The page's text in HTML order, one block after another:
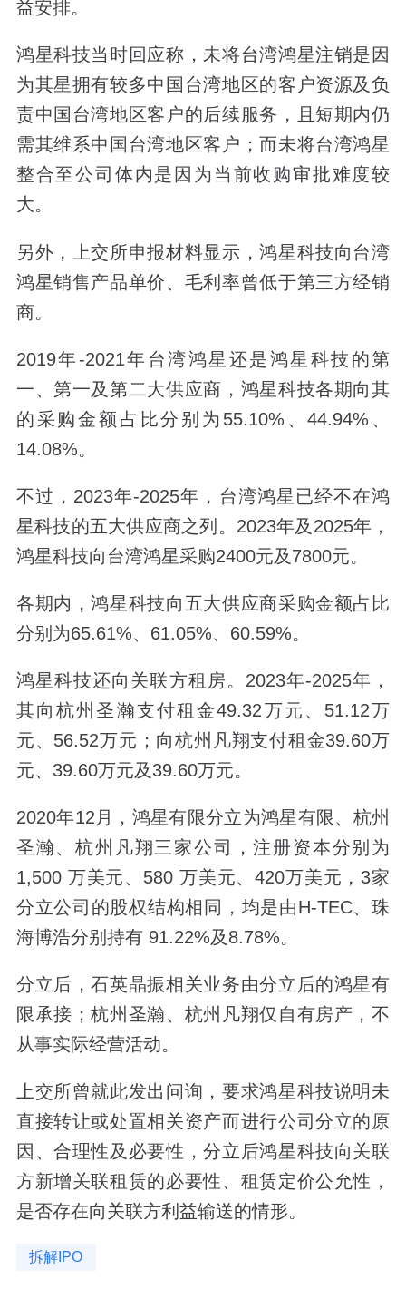
益安排。
鸿星科技当时回应称，未将台湾鸿星注销是因
为其星拥有较多中国台湾地区的客户资源及负
责中国台湾地区客户的后续服务，且短期内仍
需其维系中国台湾地区客户；而未将台湾鸿星
整合至公司体内是因为当前收购审批难度较
大。
另外，上交所申报材料显示，鸿星科技向台湾
鸿星销售产品单价、毛利率曾低于第三方经销
商。
2019年-2021年台湾鸿星还是鸿星科技的第
一、第一及第二大供应商，鸿星科技各期向其
的采购金额占比分别为55.10%、44.94%、
14.08%。
不过，2023年-2025年，台湾鸿星已经不在鸿
星科技的五大供应商之列。2023年及2025年，
鸿星科技向台湾鸿星采购2400元及7800元。
各期内，鸿星科技向五大供应商采购金额占比
分别为65.61%、61.05%、60.59%。
鸿星科技还向关联方租房。2023年-2025年，
其向杭州圣瀚支付租金49.32万元、51.12万
元、56.52万元；向杭州凡翔支付租金39.60万
元、39.60万元及39.60万元。
2020年12月，鸿星有限分立为鸿星有限、杭州
圣瀚、杭州凡翔三家公司，注册资本分别为
1,500 万美元、580 万美元、420万美元，3家
分立公司的股权结构相同，均是由H-TEC、珠
海博浩分别持有 91.22%及8.78%。
分立后，石英晶振相关业务由分立后的鸿星有
限承接；杭州圣瀚、杭州凡翔仅自有房产，不
从事实际经营活动。
上交所曾就此发出问询，要求鸿星科技说明未
直接转让或处置相关资产而进行公司分立的原
因、合理性及必要性，分立后鸿星科技向关联
方新增关联租赁的必要性、租赁定价公允性，
是否存在向关联方利益输送的情形。
拆解IPO